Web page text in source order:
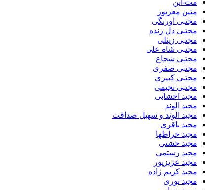
مت-این
متین معزپور
مجتبی اورنگی
مجتبی دل زنده
مجتبی زینلی
مجتبی شاه علی
مجتبی شجاع
مجتبی صفری
مجتبی کبیری
مجتبی نجیمی
مجید اخشابی
مجید الوند‎
مجید الوند و سهیل صداقت
مجید باقری
مجید خراطها
مجید خشتی
مجید رستمی
مجید عزیزپور
مجید کریم زاده
مجید نوری